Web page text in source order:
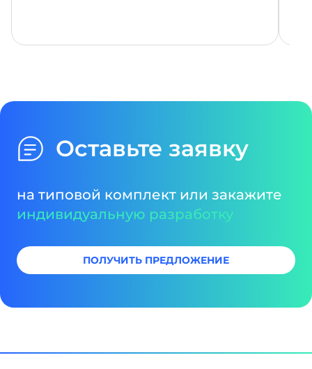
рассмотрим, что такое сети водопровода,
Оставьте заявку
на типовой комплект или закажите
индивидуальную разработку
ПОЛУЧИТЬ ПРЕДЛОЖЕНИЕ